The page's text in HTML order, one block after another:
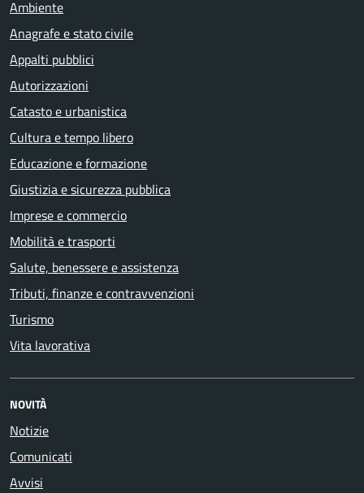
Ambiente
Anagrafe e stato civile
Appalti pubblici
Autorizzazioni
Catasto e urbanistica
Cultura e tempo libero
Educazione e formazione
Giustizia e sicurezza pubblica
Imprese e commercio
Mobilità e trasporti
Salute, benessere e assistenza
Tributi, finanze e contravvenzioni
Turismo
Vita lavorativa
NOVITÀ
Notizie
Comunicati
Avvisi